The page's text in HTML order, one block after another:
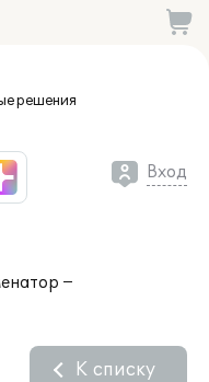
решения
Вход
К списку